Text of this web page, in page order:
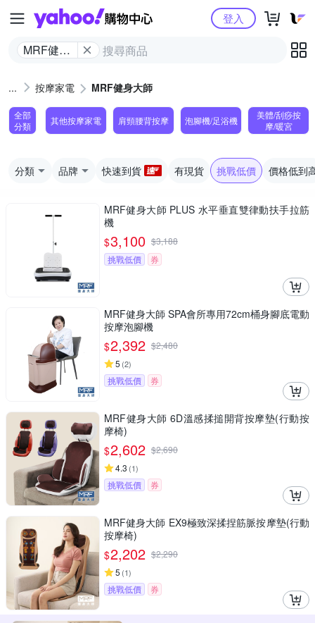
Yahoo購物中心
MRF健身
登入
按摩家電 MRF健身大師
全部
分類
其他按摩家電 肩頸腰背按摩 泡腳機/足浴機
美體/刮痧按
摩/暖宮
分類 品牌 快速到貨 有現貨 挑戰低價 價格低到
MRF健身大師 PLUS ⽔平垂直雙律動扶⼿拉筋
機
$3,100 $3,188
挑戰低價
券
MRF健身大師 SPA會所專用72cm桶身腳底電動
按摩泡腳機
$2,392 $2,480
5 (2)
挑戰低價 券
MRF健身大師 6D溫感揉搥開背按摩墊(行動按
摩椅)
$2,602 $2,690
4.3 (1)
挑戰低價 券
MRF健身大師 EX9極致深揉捏筋脈按摩墊(行動
按摩椅)
$2,202 $2,290
5 (1)
挑戰低價 券